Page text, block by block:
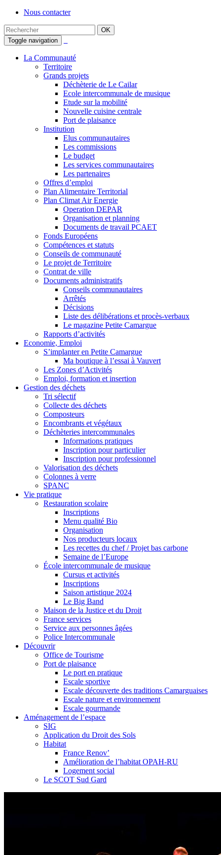
Nous contacter
Toggle navigation
La Communauté
Territoire
Grands projets
Déchèterie de Le Cailar
Ecole intercommunale de musique
Etude sur la mobilité
Nouvelle cuisine centrale
Port de plaisance
Institution
Elus communautaires
Les commissions
Le budget
Les services communautaires
Les partenaires
Offres d’emploi
Plan Alimentaire Territorial
Plan Climat Air Energie
Operation DEPAR
Organisation et planning
Documents de travail PCAET
Fonds Européens
Compétences et statuts
Conseils de communauté
Le projet de Territoire
Contrat de ville
Documents administratifs
Conseils communautaires
Arrêtés
Décisions
Liste des délibérations et procès-verbaux
Le magazine Petite Camargue
Rapports d’activités
Economie, Emploi
S’implanter en Petite Camargue
Ma boutique à l’essai à Vauvert
Les Zones d’Activités
Emploi, formation et insertion
Gestion des déchets
Tri sélectif
Collecte des déchets
Composteurs
Encombrants et végétaux
Déchèteries intercommunales
Informations pratiques
Inscription pour particulier
Inscription pour professionnel
Valorisation des déchets
Colonnes à verre
SPANC
Vie pratique
Restauration scolaire
Inscriptions
Menu qualité Bio
Organisation
Nos producteurs locaux
Les recettes du chef / Projet bas carbone
Semaine de l’Europe
École intercommunale de musique
Cursus et activités
Inscriptions
Saison artistique 2024
Le Big Band
Maison de la Justice et du Droit
France services
Service aux personnes âgées
Police Intercommunale
Découvrir
Office de Tourisme
Port de plaisance
Le port en pratique
Escale sportive
Escale découverte des traditions Camarguaises
Escale nature et environnement
Escale gourmande
Aménagement de l’espace
SIG
Application du Droit des Sols
Habitat
France Renov’
Amélioration de l’habitat OPAH-RU
Logement social
Le SCOT Sud Gard